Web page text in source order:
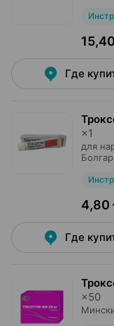
Где
×1
для
4,80
Где
×50